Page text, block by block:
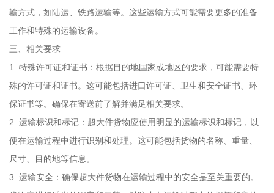
输方式，如陆运、铁路运输等。这些运输方式可能需要更多的准备
工作和特殊的运输设备。
三、相关要求
1. 特殊许可证和证书：根据目的地国家或地区的要求，可能需要特
殊的许可证和证书。这可能包括进口许可证、卫生和安全证书、环
保证书等。确保在寄送前了解并满足相关要求。
2. 运输标识和标记：超大件货物应使用明显的运输标识和标记，以
便在运输过程中进行识别和处理。这可能包括货物的名称、重量、
尺寸、目的地等信息。
3. 运输安全：确保超大件货物在运输过程中的安全是至关重要的。